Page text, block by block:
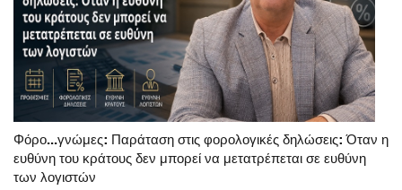
Φόρο...γνώμες: Παράταση στις φορολογικές δηλώσεις: Όταν η
ευθύνη του κράτους δεν μπορεί να μετατρέπεται σε ευθύνη
των λογιστών